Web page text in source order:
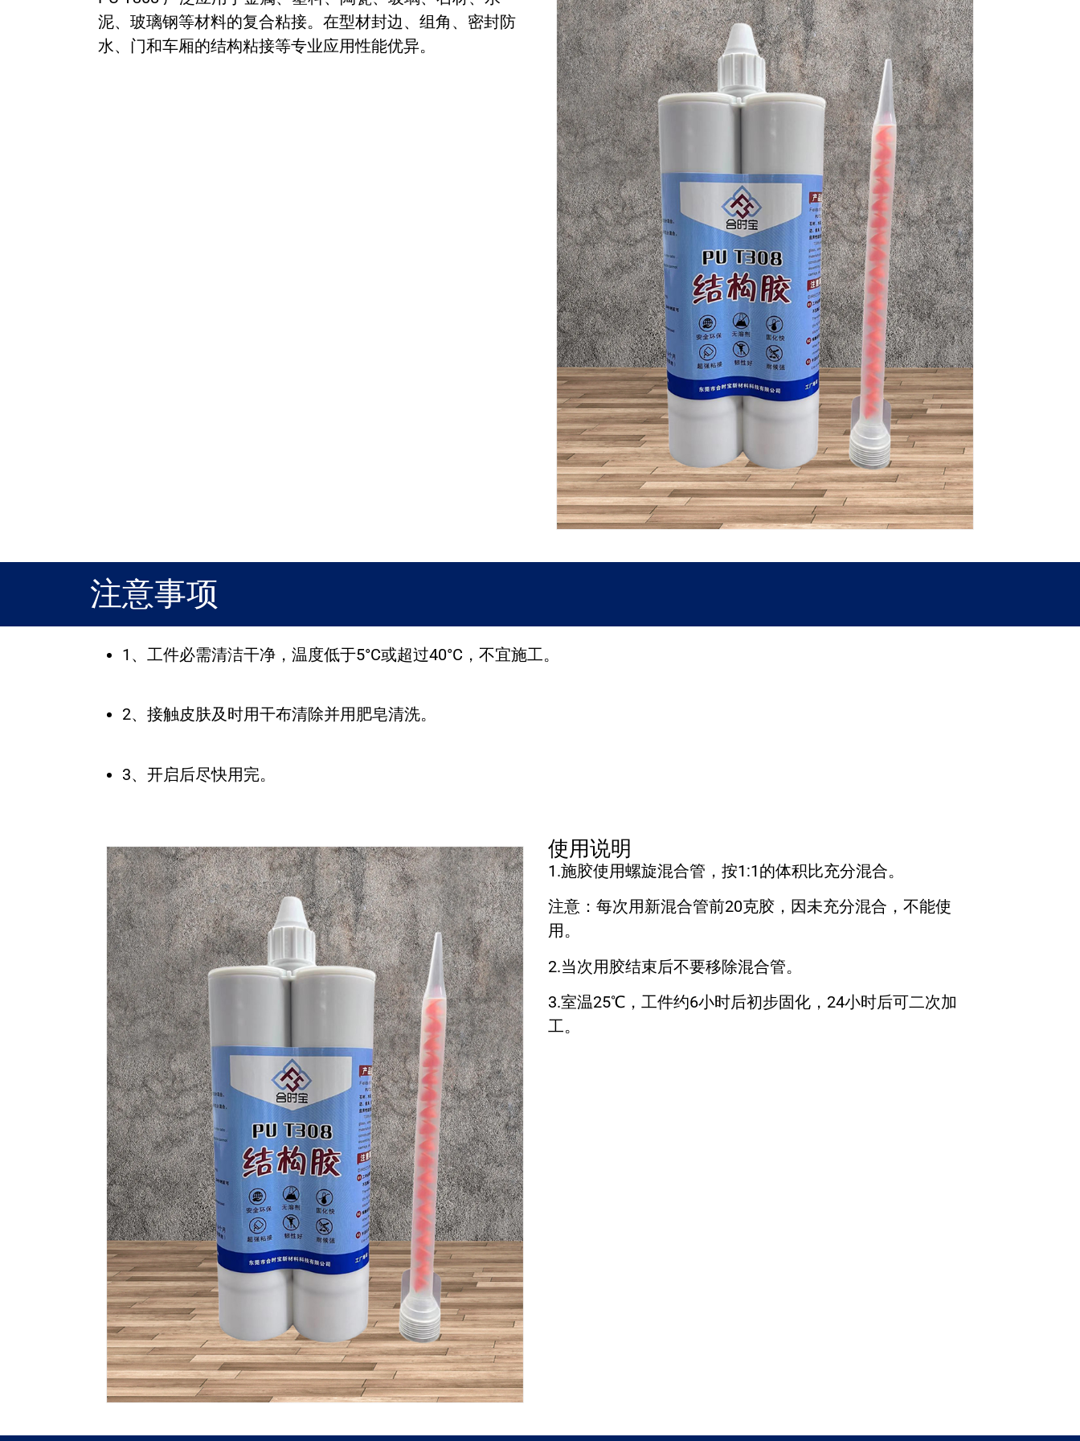
泥、玻璃钢等材料的复合粘接。在型材封边、组角、密封防
水、门和车厢的结构粘接等专业应用性能优异。
注意事项
1、工件必需清洁干净，温度低于5°C或超过40°C，不宜施工。
2、接触皮肤及时用干布清除并用肥皂清洗。
3、开启后尽快用完。
使用说明
1.施胶使用螺旋混合管，按1:1的体积比充分混合。
注意：每次用新混合管前20克胶，因未充分混合，不能使
用。
2.当次用胶结束后不要移除混合管。
3.室温25℃，工件约6小时后初步固化，24小时后可二次加
工。